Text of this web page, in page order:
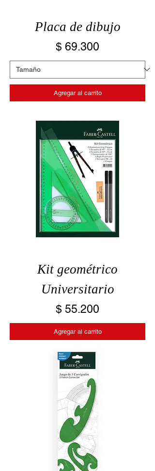
Placa de dibujo
Precio
$ 69.300
Agregar al carrito
Kit geométrico
Universitario
Precio
$ 55.200
Agregar al carrito